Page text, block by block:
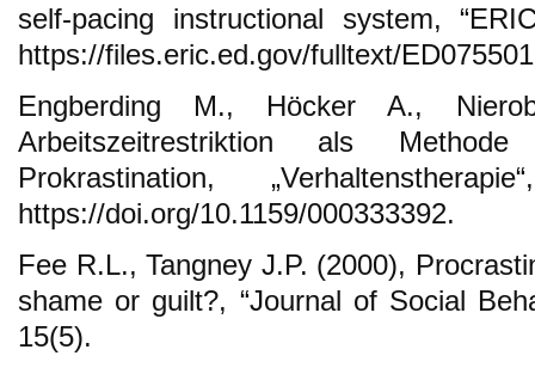
self-pacing instructional system,
https://files.eric.ed.gov/fulltext/
Engberding M., Höcker A.,
Arbeitszeitrestriktion als
Prokrastination,
https://doi.org/10.1159/000333392.
Fee R.L., Tangney J.P. (2000),
shame or guilt?, “Journal of Social
15(5).